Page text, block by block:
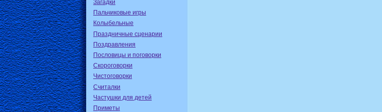
Загадки
Пальчиковые игры
Колыбельные
Праздничные сценарии
Поздравления
Пословицы и поговорки
Скороговорки
Чистоговорки
Считалки
Частушки для детей
Приметы